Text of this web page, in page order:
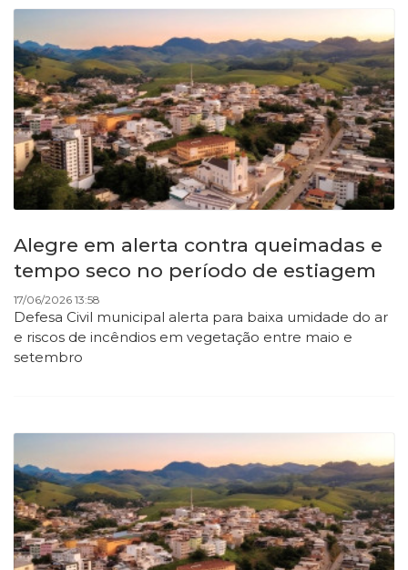
Alegre em alerta contra queimadas e
tempo seco no período de estiagem
17/06/2026 13:58
Defesa Civil municipal alerta para baixa umidade do ar
e riscos de incêndios em vegetação entre maio e
setembro